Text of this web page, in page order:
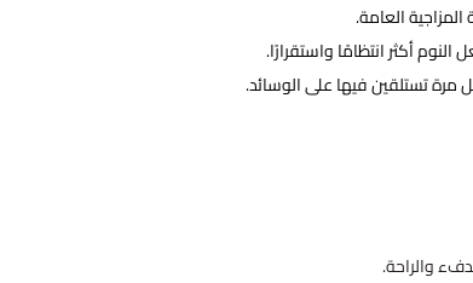
المزاجية العامة.
أكثر انتظامًا واستقرارًا.
مرة تستلقين فيها على الوسائد.
والراحة.